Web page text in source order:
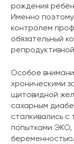
рождения
Именно
контролем
обязательный
Особое
хроническими
щитовидной
сахарным
сталкивались с
попытками
беременностью.